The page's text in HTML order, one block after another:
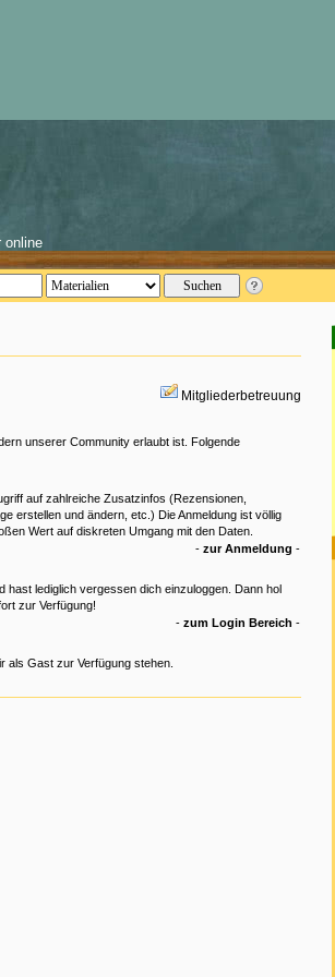
Mitgliederbetreuung
unserer Community erlaubt ist. Folgende
auf zahlreiche Zusatzinfos (Rezensionen,
erstellen und ändern, etc.) Die Anmeldung ist völlig
Wert auf diskreten Umgang mit den Daten.
- zur Anmeldung -
hast lediglich vergessen dich einzuloggen. Dann hol
zur Verfügung!
- zum Login Bereich -
als Gast zur Verfügung stehen.